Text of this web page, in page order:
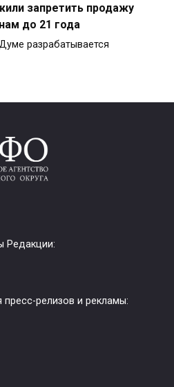
запретить продажу
до 21 года
разрабатывается
Редакции:
релизов и рекламы: